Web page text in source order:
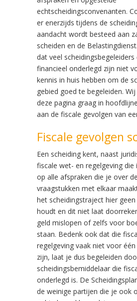
echtscheidingsconvenanten.
er enerzijds tijdens de
aandacht wordt besteed aan
scheiden en de
dat veel scheidingsbegeleiders
financieel onderlegd zijn niet
kennis in huis hebben om de
gebied goed te begeleiden.
deze pagina graag in
aan de fiscale gevolgen van
Fiscale gevolgen
Een scheiding kent, naast
fiscale wet- en regelgeving die
op alle afspraken die je over
vraagstukken met elkaar
het scheidingstraject hier
houdt en dit niet laat
geld mislopen of zelfs voor
staan. Bedenk ook dat die
regelgeving vaak niet voor
zijn, laat je dus begeleiden
scheidingsbemiddelaar die
onderlegd is. De
de weinige partijen die je ook